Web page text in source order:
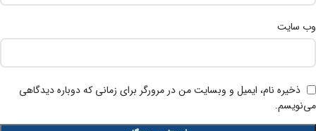
وب‌ سایت
ذخیره نام، ایمیل و وبسایت من در مرورگر برای زمانی که دوباره دیدگاهی
می‌نویسم.